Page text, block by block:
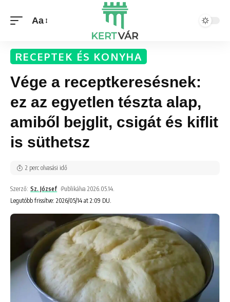
Aa
RECEPTEK ÉS KONYHA
Vége a receptkeresésnek:
ez az egyetlen tészta alap,
amiből bejglit, csigát és kiflit
is süthetsz
Legutóbb frissítve: 2026/05/14 at 2:09 DU.
Szerző: Sz. József Publikálva 2026.05.14.
2 perc olvasási idő